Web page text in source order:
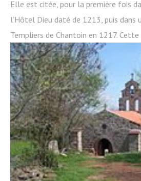
Elle est citée, pour la première fois
l’Hôtel Dieu daté de 1213, puis dans
Templiers de Chantoin en 1217.